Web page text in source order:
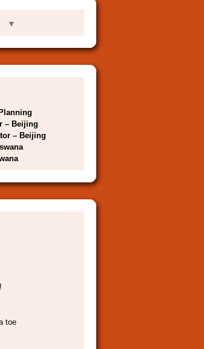
▼
Planning
– Beijing
– Beijing
toe